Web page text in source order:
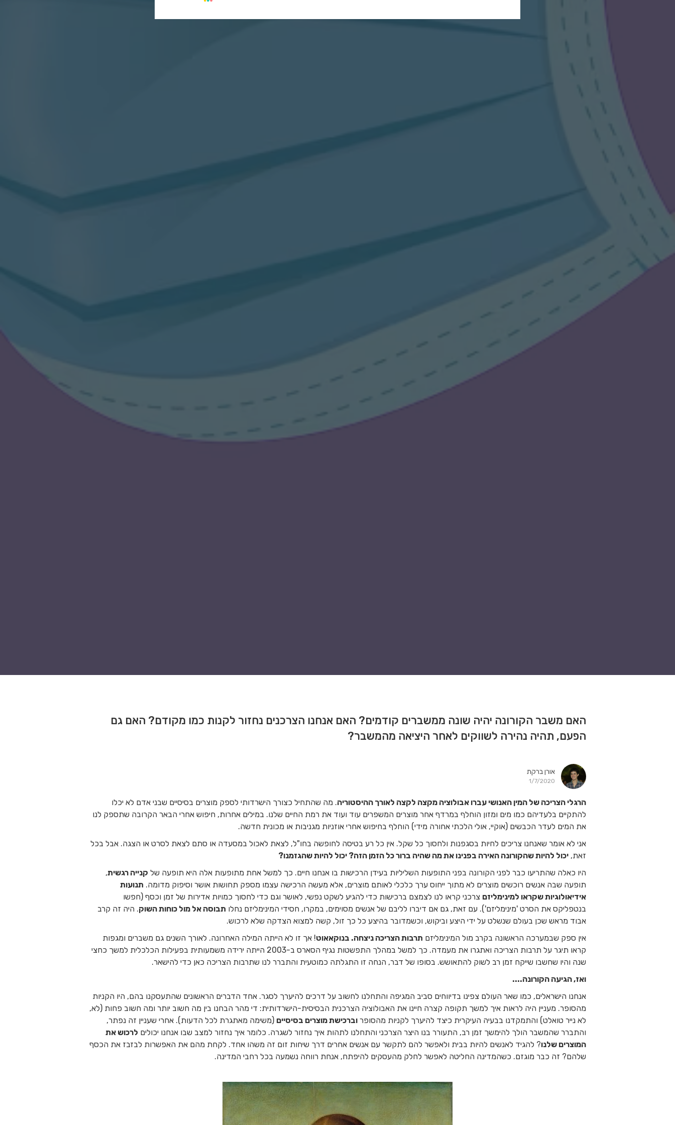
האם משבר הקורונה יהיה שונה ממשברים קודמים? האם אנחנו הצרכנים נחזור לקנות כמו מקודם? האם גם
הפעם, תהיה נהירה לשווקים לאחר היציאה מהמשבר?
אורן ברקת
1/7/2020
הרגלי הצריכה של המין האנושי עברו אבולוציה מקצה לקצה לאורך ההיסטוריה. מה שהתחיל כצורך הישרדותי לספק מוצרים בסיסיים שבני אדם לא יכלו
להתקיים בלעדיהם כמו מים ומזון הוחלף במרדף אחר מוצרים המשפרים עוד ועוד את רמת החיים שלנו. במילים אחרות, חיפוש אחרי הבאר הקרובה שתספק לנו
את המים לעדר הכבשים (אוקיי, אולי הלכתי אחורה מידי) הוחלף בחיפוש אחרי אוזניות מגניבות או מכונית חדשה.
אני לא אומר שאנחנו צריכים לחיות בסגפנות ולחסוך כל שקל. אין כל רע בטיסה לחופשה בחו"ל, לצאת לאכול במסעדה או סתם לצאת לסרט או הצגה. אבל בכל
זאת, יכול להיות שהקורונה האירה בפנינו את מה שהיה ברור כל הזמן הזה? יכול להיות שהגזמנו?
היו כאלה שהתריעו כבר לפני הקורונה בפני התופעות השליליות בעידן הרכישות בו אנחנו חיים. כך למשל אחת מתופעות אלה היא תופעה של קנייה רגשית,
תופעה שבה אנשים רוכשים מוצרים לא מתוך ייחוס ערך כלכלי לאותם מוצרים, אלא מעשה הרכישה עצמו מספק תחושות אושר וסיפוק מדומה. תנועות
אידיאולוגיות שקראו למינימליזם צרכני קראו לנו לצמצם ברכישות כדי להגיע לשקט נפשי, לאושר וגם כדי לחסוך כמויות אדירות של זמן וכסף (חפשו
בנטפליקס את הסרט 'מינימליזם'). עם זאת, גם אם דיברו לליבם של אנשים מסוימים, במקרו, חסידי המינימליזם נחלו תבוסה אל מול כוחות השוק. היה זה קרב
אבוד מראש שכן בעולם שנשלט על ידי היצע וביקוש, וכשמדובר בהיצע כל כך זול, קשה למצוא הצדקה שלא לרכוש.
אין ספק שבמערכה הראשונה בקרב מול המינימליזם תרבות הצריכה ניצחה. בנוקאאוט! אך זו לא הייתה המילה האחרונה. לאורך השנים גם משברים ומגפות
קראו תיגר על תרבות הצריכה ואתגרו את מעמדה. כך למשל במהלך התפשטות נגיף הסארס ב-2003 הייתה ירידה משמעותית בפעילות הכלכלית למשך כחצי
שנה והיו שחשבו שייקח זמן רב לשוק להתאושש. בסופו של דבר, הנחה זו התגלתה כמוטעית והתברר לנו שתרבות הצריכה כאן כדי להישאר.
ואז, הגיעה הקורונה....
אנחנו הישראלים, כמו שאר העולם צפינו בדיווחים סביב המגיפה והתחלנו לחשוב על דרכים להיערך לסגר. אחד הדברים הראשונים שהתעסקנו בהם, היו הקניות
מהסופר. מעניין היה לראות איך למשך תקופה קצרה חיינו את האבולוציה הצרכנית הבסיסית-הישרדותית: די מהר הבחנו בין מה חשוב יותר ומה חשוב פחות (לא,
לא נייר טואלט) והתמקדנו בבעיה העיקרית כיצד להיערך לקניות מהסופר וברכישת מוצרים בסיסיים (משימה מאתגרת לכל הדעות). אחרי שעניין זה נפתר,
והתברר שהמשבר הולך להימשך זמן רב, התעורר בנו היצר הצרכני והתחלנו לתהות איך נחזור לשגרה. כלומר איך נחזור למצב שבו אנחנו יכולים לרכוש את
המוצרים שלנו? להגיד לאנשים להיות בבית ולאפשר להם לתקשר עם אנשים אחרים דרך שיחות זום זה משהו אחד. לקחת מהם את האפשרות לבזבז את הכסף
שלהם? זה כבר מוגזם. כשהמדינה החליטה לאפשר לחלק מהעסקים להיפתח, אנחת רווחה נשמעה בכל רחבי המדינה.